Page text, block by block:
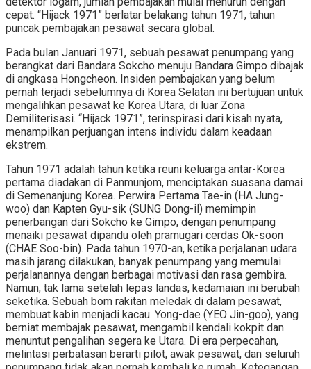
cepat. “Hijack 1971” berlatar belakang tahun 1971, tahun
puncak pembajakan pesawat secara global.
Pada bulan Januari 1971, sebuah pesawat penumpang yang
berangkat dari Bandara Sokcho menuju Bandara Gimpo dibajak
di angkasa Hongcheon. Insiden pembajakan yang belum
pernah terjadi sebelumnya di Korea Selatan ini bertujuan untuk
mengalihkan pesawat ke Korea Utara, di luar Zona
Demiliterisasi. “Hijack 1971”, terinspirasi dari kisah nyata,
menampilkan perjuangan intens individu dalam keadaan
ekstrem.
Tahun 1971 adalah tahun ketika reuni keluarga antar-Korea
pertama diadakan di Panmunjom, menciptakan suasana damai
di Semenanjung Korea. Perwira Pertama Tae-in (HA Jung-
woo) dan Kapten Gyu-sik (SUNG Dong-il) memimpin
penerbangan dari Sokcho ke Gimpo, dengan penumpang
menaiki pesawat dipandu oleh pramugari cerdas Ok-soon
(CHAE Soo-bin). Pada tahun 1970-an, ketika perjalanan udara
masih jarang dilakukan, banyak penumpang yang memulai
perjalanannya dengan berbagai motivasi dan rasa gembira.
Namun, tak lama setelah lepas landas, kedamaian ini berubah
seketika. Sebuah bom rakitan meledak di dalam pesawat,
membuat kabin menjadi kacau. Yong-dae (YEO Jin-goo), yang
berniat membajak pesawat, mengambil kendali kokpit dan
menuntut pengalihan segera ke Utara. Di era perpecahan,
melintasi perbatasan berarti pilot, awak pesawat, dan seluruh